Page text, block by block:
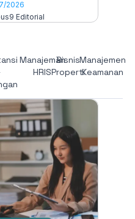
2026
Editorial
Manajeman
HRIS
Bisnis
Properti
Manajemen
Keamanan